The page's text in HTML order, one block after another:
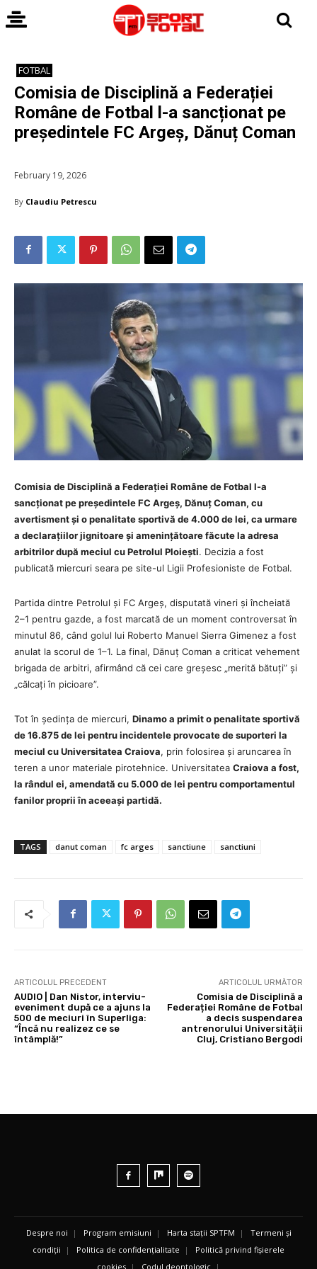
FOTBAL
Comisia de Disciplină a Federației
Române de Fotbal l-a sancționat pe
președintele FC Argeș, Dănuț Coman
February 19, 2026
By Claudiu Petrescu
Comisia de Disciplină a Federației Române de Fotbal l-a
sancționat pe președintele FC Argeș, Dănuț Coman, cu
avertisment și o penalitate sportivă de 4.000 de lei, ca urmare
a declarațiilor jignitoare și amenințătoare făcute la adresa
arbitrilor după meciul cu Petrolul Ploiești. Decizia a fost
publicată miercuri seara pe site-ul Ligii Profesioniste de Fotbal.
Partida dintre Petrolul și FC Argeș, disputată vineri și încheiată
2–1 pentru gazde, a fost marcată de un moment controversat în
minutul 86, când golul lui Roberto Manuel Sierra Gimenez a fost
anulat la scorul de 1–1. La final, Dănuț Coman a criticat vehement
brigada de arbitri, afirmând că cei care greșesc „merită bătuți” și
„călcați în picioare”.
Tot în ședința de miercuri, Dinamo a primit o penalitate sportivă
de 16.875 de lei pentru incidentele provocate de suporteri la
meciul cu Universitatea Craiova, prin folosirea și aruncarea în
teren a unor materiale pirotehnice. Universitatea Craiova a fost,
la rândul ei, amendată cu 5.000 de lei pentru comportamentul
fanilor proprii în aceeași partidă.
TAGS danut coman fc arges sanctiune sanctiuni
ARTICOLUL PRECEDENT
AUDIO | Dan Nistor, interviu-
eveniment după ce a ajuns la
500 de meciuri în Superliga:
“Încă nu realizez ce se
întâmplă!”
ARTICOLUL URMĂTOR
Comisia de Disciplină a
Federației Române de Fotbal
a decis suspendarea
antrenorului Universității
Cluj, Cristiano Bergodi
Despre noi | Program emisiuni | Harta stații SPTFM | Termeni și
condiții | Politica de confidențialitate | Politică privind fișierele
cookies | Codul deontologic |